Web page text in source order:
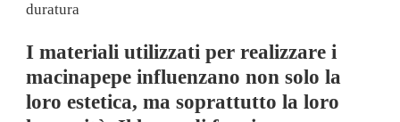
duratura
I materiali utilizzati per realizzare i
macinapepe influenzano non solo la
loro estetica, ma soprattutto la loro